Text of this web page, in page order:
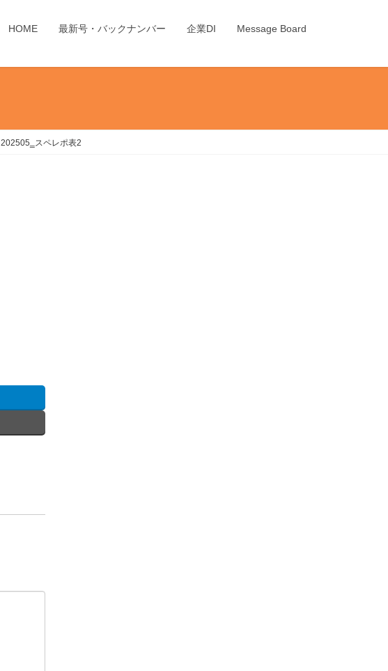
HOME 最新号・バックナンバー 企業DI Message Board
202505‗スペレポ表2